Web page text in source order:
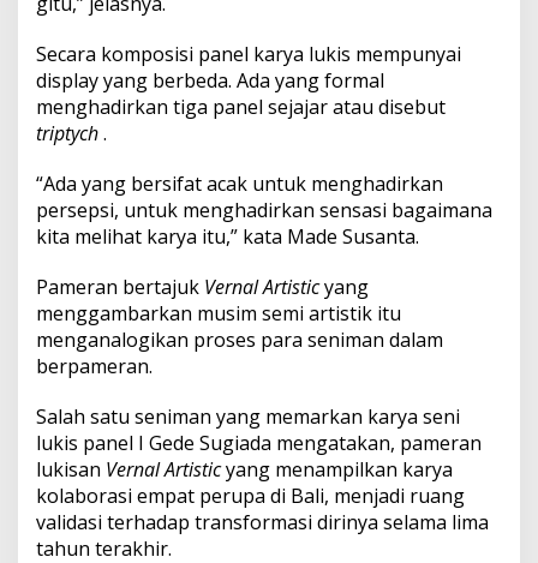
a
n
g
V
d
a
s
Secara komposisi panel karya lukis mempunyai
display yang berbeda. Ada yang formal
menghadirkan tiga panel sejajar atau disebut
triptych.
“Ada yang bersifat acak untuk menghadirkan
persepsi, untuk menghadirkan sensasi bagaimana
kita melihat karya itu,” kata Made Susanta.
Pameran bertajuk Vernal Artisticyang
menggambarkan musim semi artistik itu
menganalogikan proses para seniman dalam
berpameran.
Salah satu seniman yang memarkan karya seni
lukis panel I Gede Sugiada mengatakan, pameran
lukisan Vernal Artisticyang menampilkan karya
kolaborasi empat perupa di Bali, menjadi ruang
validasi terhadap transformasi dirinya selama lima
tahun terakhir.